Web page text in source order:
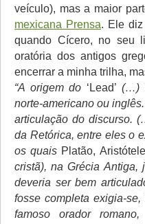
veículo), mas a maior
mexicana Prensa. Ele diz
quando Cícero, no seu
oratória dos antigos
encerrar a minha trilha,
“A origem do ‘Lead’ (…)
norte-americano ou
articulação do discurso.
da Retórica, entre eles o
os quais Platão,
cristã), na Grécia
deveria ser bem
fosse completa exigia-
famoso orador